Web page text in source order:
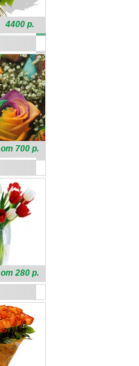
4400 р.
от 700 р.
от 280 р.